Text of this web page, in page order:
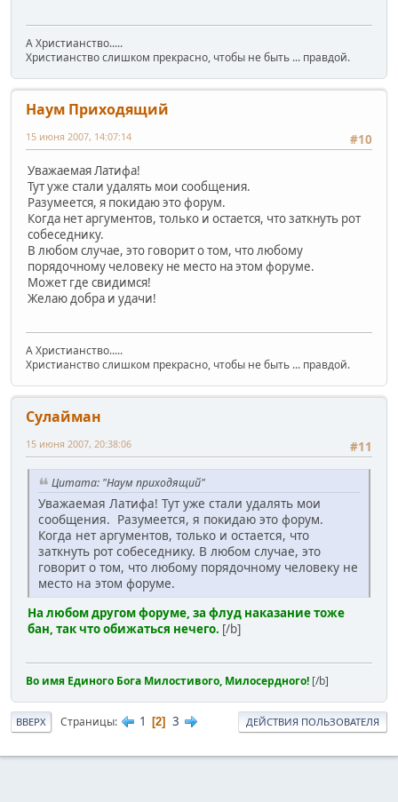
А Христианство.....
Христианство слишком прекрасно, чтобы не быть ... правдой.
Наум Приходящий
#10
15 июня 2007, 14:07:14
Уважаемая Латифа!
Тут уже стали удалять мои сообщения.
Разумеется, я покидаю это форум.
Когда нет аргументов, только и остается, что заткнуть рот
собеседнику.
В любом случае, это говорит о том, что любому
порядочному человеку не место на этом форуме.
Может где свидимся!
Желаю добра и удачи!
А Христианство.....
Христианство слишком прекрасно, чтобы не быть ... правдой.
Сулайман
#11
15 июня 2007, 20:38:06
Цитата: "Наум приходящий"
Уважаемая Латифа! Тут уже стали удалять мои
сообщения. Разумеется, я покидаю это форум.
Когда нет аргументов, только и остается, что
заткнуть рот собеседнику. В любом случае, это
говорит о том, что любому порядочному человеку не
место на этом форуме.
На любом другом форуме, за флуд наказание тоже
бан, так что обижаться нечего. [/b]
Во имя Единого Бога Милостивого, Милосердного! [/b]
ВВЕРХ Страницы 1 2 3 ДЕЙСТВИЯ ПОЛЬЗОВАТЕЛЯ